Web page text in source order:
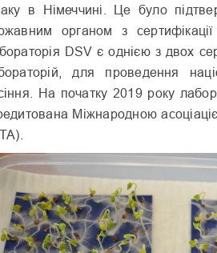
в Німеччині. Це було
органом з
DSV є однією з двох
для проведення
На початку 2019 року
Міжнародною